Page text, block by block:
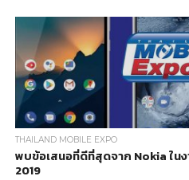
THAILAND MOBILE EXPO
พบข้อเสนอที่ดีที่สุดจาก Nokia ใน
2019